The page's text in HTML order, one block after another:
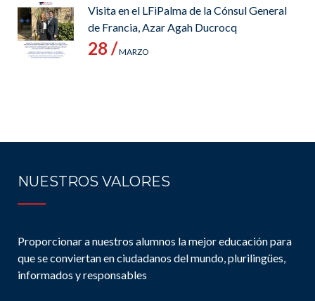
Visita en el LFiPalma de la Cónsul General
de Francia, Azar Agah Ducrocq
28 /MARZO
NUESTROS VALORES
Proporcionar a nuestros alumnos la mejor educación para
que se conviertan en ciudadanos del mundo, plurilingües,
informados y responsables